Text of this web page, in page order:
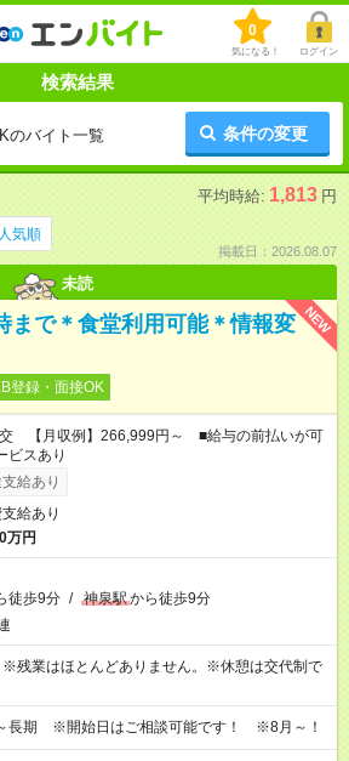
0
気になる！ ログイン
検索結果
のバイト一覧 条件の変更
平均時給: 1,813 円
人気順
掲載日：2026.08.07
未読
NEW
まで＊食堂利用可能＊情報変
登録・面接OK
【月収例】266,999円～ ■給与の前払いが可
ビスあり
給あり
給あり
万円
徒歩9分 / 神泉駅から徒歩9分
業はほとんどありません。※休憩は交代制で
～長期 ※開始日はご相談可能です！ ※8月～！